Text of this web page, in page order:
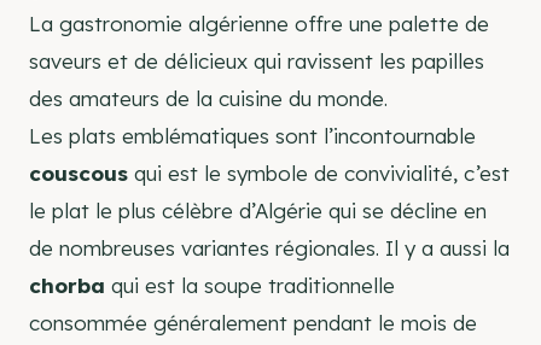
La gastronomie algérienne offre une palette de
saveurs et de délicieux qui ravissent les papilles
des amateurs de la cuisine du monde.
Les plats emblématiques sont l’incontournable
couscous qui est le symbole de convivialité, c’est
le plat le plus célèbre d’Algérie qui se décline en
de nombreuses variantes régionales. Il y a aussi la
chorba qui est la soupe traditionnelle
consommée généralement pendant le mois de